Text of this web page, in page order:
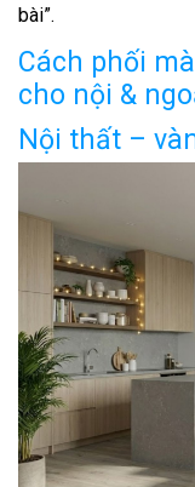
bài”.
Cách phối
cho nội &
Nội thất –